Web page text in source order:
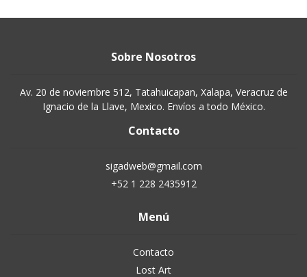
Sobre Nosotros
Av. 20 de noviembre 512, Tatahuicapan, Xalapa, Veracruz de
Ignacio de la Llave, Mexico. Envíos a todo México.
Contacto
sigadweb@gmail.com
+52 1 228 2435912
Menú
Contacto
Lost Art